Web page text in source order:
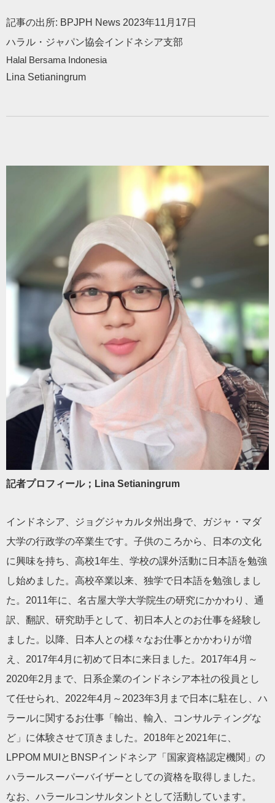
記事の出所: BPJPH News 2023年11月17日
ハラル・ジャパン協会インドネシア支部
Halal Bersama Indonesia
Lina Setianingrum
記者プロフィール；Lina Setianingrum
インドネシア、ジョグジャカルタ州出身で、ガジャ・マダ
大学の行政学の卒業生です。子供のころから、日本の文化
に興味を持ち、高校1年生、学校の課外活動に日本語を勉強
し始めました。高校卒業以来、独学で日本語を勉強しまし
た。2011年に、名古屋大学大学院生の研究にかかわり、通
訳、翻訳、研究助手として、初日本人とのお仕事を経験し
ました。以降、日本人との様々なお仕事とかかわりが増
え、2017年4月に初めて日本に来日ました。2017年4月～
2020年2月まで、日系企業のインドネシア本社の役員とし
て任せられ、2022年4月～2023年3月まで日本に駐在し、ハ
ラールに関するお仕事「輸出、輸入、コンサルティングな
ど」に体験させて頂きました。2018年と2021年に、
LPPOM MUIとBNSPインドネシア「国家資格認定機関」の
ハラールスーパーバイザーとしての資格を取得しました。
なお、ハラールコンサルタントとして活動しています。